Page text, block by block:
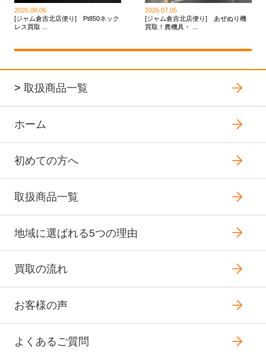
2026.08.06
[ジャム倉吉北店便り] Pt850ネック
レス買取 ...
2026.07.05
[ジャム倉吉北店便り] あぜぬり機
買取！農機具・ ...
> 取扱商品一覧
ホーム
初めての方へ
取扱商品一覧
地域に選ばれる5つの理由
買取の流れ
お客様の声
よくあるご質問